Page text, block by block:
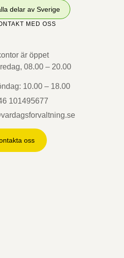
delar av Sverige
MED OSS
är öppet
08.00 – 20.00
10.00 – 18.00
101495677
oss